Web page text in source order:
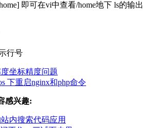
即可在vi中查看/home地下 ls的输出
行号
坐标精度问题
下重启nginx和php命令
感兴趣:
内搜索代码应用